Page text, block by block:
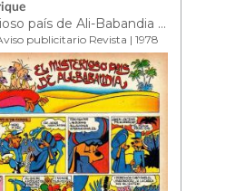
El misterioso país de Ali-Babandia ep. 10
publicitario Revista | 1978